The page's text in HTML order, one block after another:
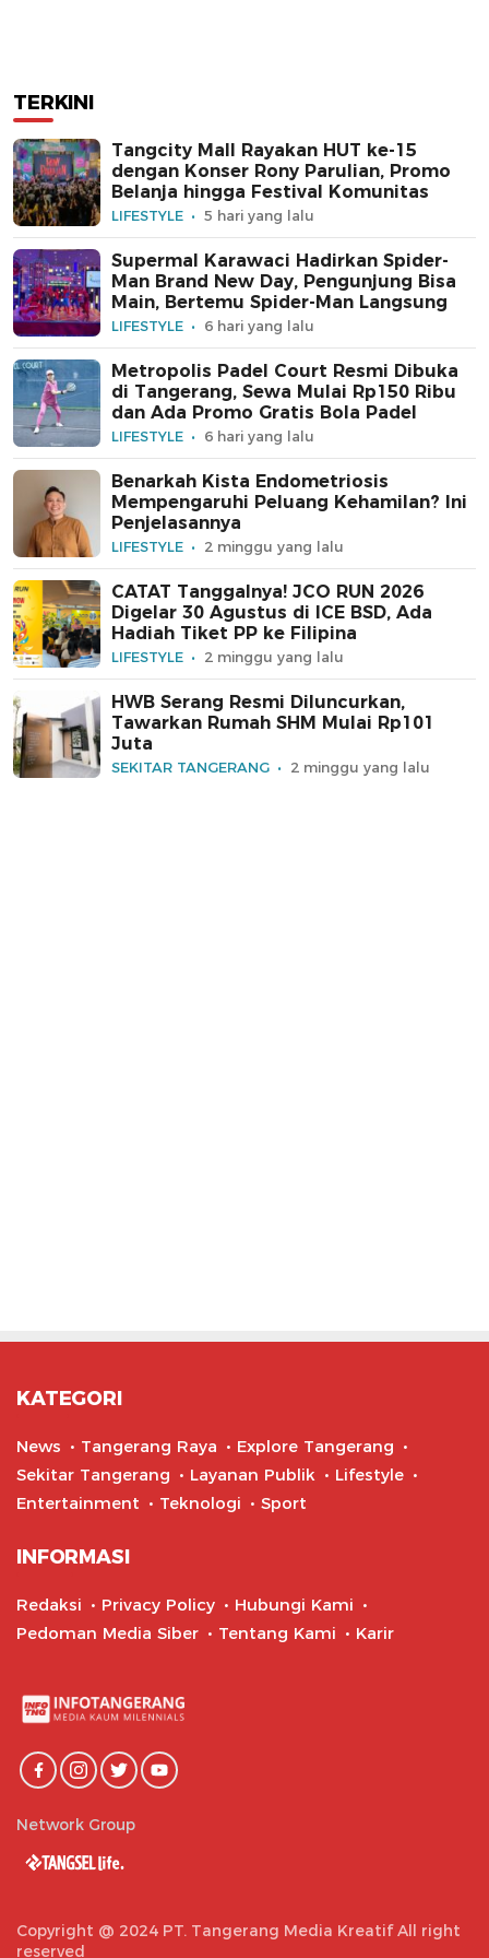
TERKINI
Tangcity Mall Rayakan HUT ke-15
dengan Konser Rony Parulian, Promo
Belanja hingga Festival Komunitas
LIFESTYLE 5 hari yang lalu
Supermal Karawaci Hadirkan Spider-
Man Brand New Day, Pengunjung Bisa
Main, Bertemu Spider-Man Langsung
LIFESTYLE 6 hari yang lalu
Metropolis Padel Court Resmi Dibuka
di Tangerang, Sewa Mulai Rp150 Ribu
dan Ada Promo Gratis Bola Padel
LIFESTYLE 6 hari yang lalu
Benarkah Kista Endometriosis
Mempengaruhi Peluang Kehamilan? Ini
Penjelasannya
LIFESTYLE 2 minggu yang lalu
CATAT Tanggalnya! JCO RUN 2026
Digelar 30 Agustus di ICE BSD, Ada
Hadiah Tiket PP ke Filipina
LIFESTYLE 2 minggu yang lalu
HWB Serang Resmi Diluncurkan,
Tawarkan Rumah SHM Mulai Rp101
Juta
SEKITAR TANGERANG 2 minggu yang lalu
KATEGORI
News Tangerang Raya
Explore Tangerang
Sekitar Tangerang
Layanan Publik
Lifestyle
Entertainment
Teknologi Sport
INFORMASI
Redaksi Privacy Policy
Hubungi Kami
Pedoman Media Siber
Tentang Kami Karir
Network Group
Copyright @ 2024 PT. Tangerang Media Kreatif All right
reserved